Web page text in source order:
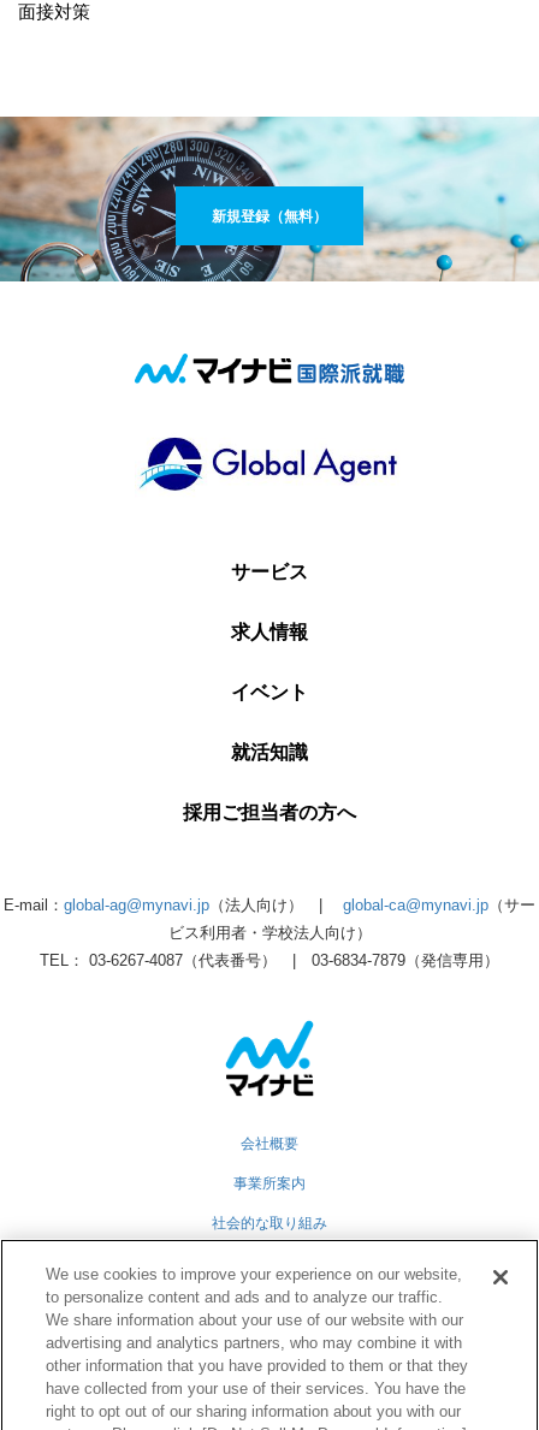
面接対策
新規登録（無料）
サービス
求人情報
イベント
就活知識
採用ご担当者の方へ
E-mail： global-ag@mynavi.jp （法人向け） | global-ca@mynavi.jp （サー
ビス利用者・学校法人向け）
TEL： 03-6267-4087（代表番号） | 03-6834-7879（発信専用）
会社概要
事業所案内
社会的な取り組み
グループ会社
個人情報保護方針
業務運営規定
We use cookies to improve your experience on our website,
to personalize content and ads and to analyze our traffic.
We share information about your use of our website with our
advertising and analytics partners, who may combine it with
other information that you have provided to them or that they
have collected from your use of their services. You have the
right to opt out of our sharing information about you with our